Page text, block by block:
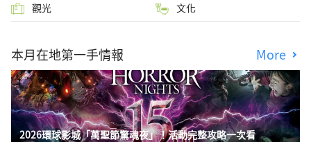
觀光 文化
本月在地第一手情報 More
2026環球影城「萬聖節驚魂夜」！活動完整攻略一次看